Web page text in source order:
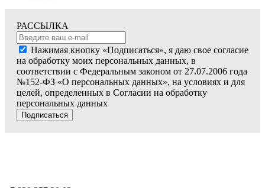
РАССЫЛКА
Нажимая кнопку «Подписаться», я даю свое согласие
на обработку моих персональных данных, в
соответствии с Федеральным законом от 27.07.2006 года
№152-ФЗ «О персональных данных», на условиях и для
целей, определенных в Согласии на обработку
персональных данных
Подписаться